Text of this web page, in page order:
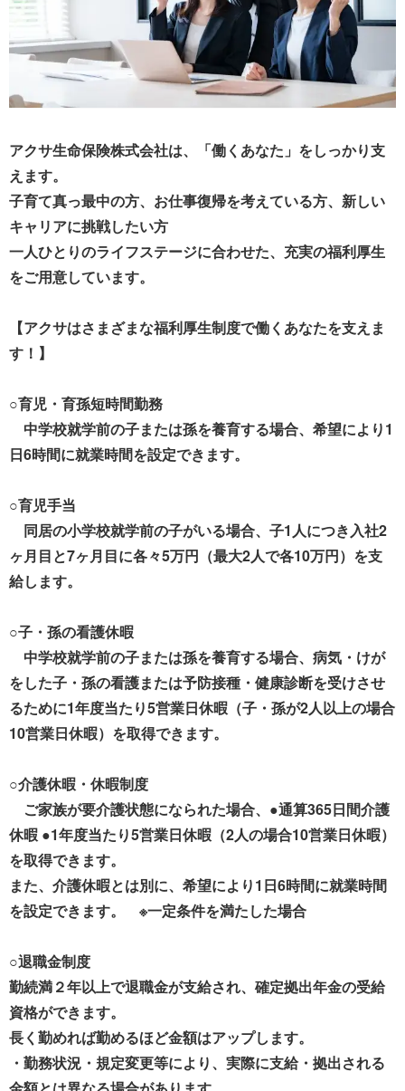
アクサ生命保険株式会社は、「働くあなた」をしっかり支
えます。
子育て真っ最中の方、お仕事復帰を考えている方、新しい
キャリアに挑戦したい方
一人ひとりのライフステージに合わせた、充実の福利厚生
をご用意しています。
【アクサはさまざまな福利厚生制度で働くあなたを支えま
す！】
○育児・育孫短時間勤務
中学校就学前の子または孫を養育する場合、希望により1
日6時間に就業時間を設定できます。
○育児手当
同居の小学校就学前の子がいる場合、子1人につき入社2
ヶ月目と7ヶ月目に各々5万円（最大2人で各10万円）を支
給します。
○子・孫の看護休暇
中学校就学前の子または孫を養育する場合、病気・けが
をした子・孫の看護または予防接種・健康診断を受けさせ
るために1年度当たり5営業日休暇（子・孫が2人以上の場合
10営業日休暇）を取得できます。
○介護休暇・休暇制度
ご家族が要介護状態になられた場合、●通算365日間介護
休暇 ●1年度当たり5営業日休暇（2人の場合10営業日休暇）
を取得できます。
また、介護休暇とは別に、希望により1日6時間に就業時間
を設定できます。 ※一定条件を満たした場合
○退職金制度
勤続満２年以上で退職金が支給され、確定拠出年金の受給
資格ができます。
長く勤めれば勤めるほど金額はアップします。
・勤務状況・規定変更等により、実際に支給・拠出される